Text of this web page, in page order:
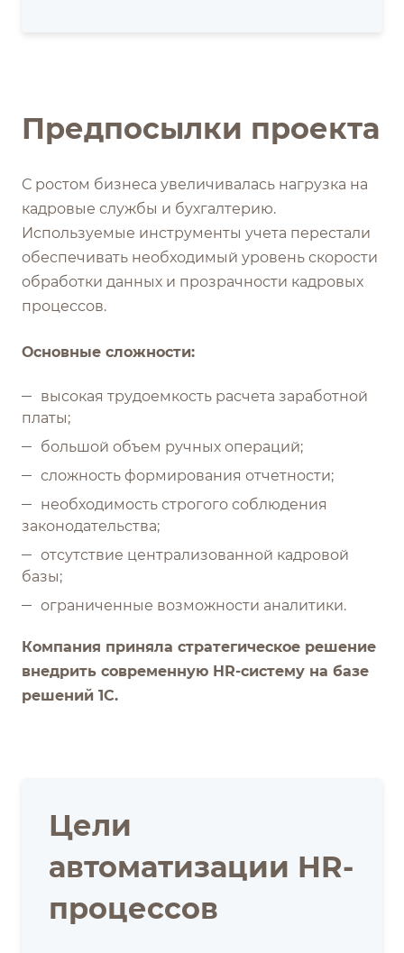
Предпосылки проекта
С ростом бизнеса увеличивалась нагрузка на
кадровые службы и бухгалтерию.
Используемые инструменты учета перестали
обеспечивать необходимый уровень скорости
обработки данных и прозрачности кадровых
процессов.
Основные сложности:
высокая трудоемкость расчета заработной
платы;
большой объем ручных операций;
сложность формирования отчетности;
необходимость строгого соблюдения
законодательства;
отсутствие централизованной кадровой
базы;
ограниченные возможности аналитики.
Компания приняла стратегическое решение
внедрить современную HR-систему на базе
решений 1С.
Цели
автоматизации HR-
процессов